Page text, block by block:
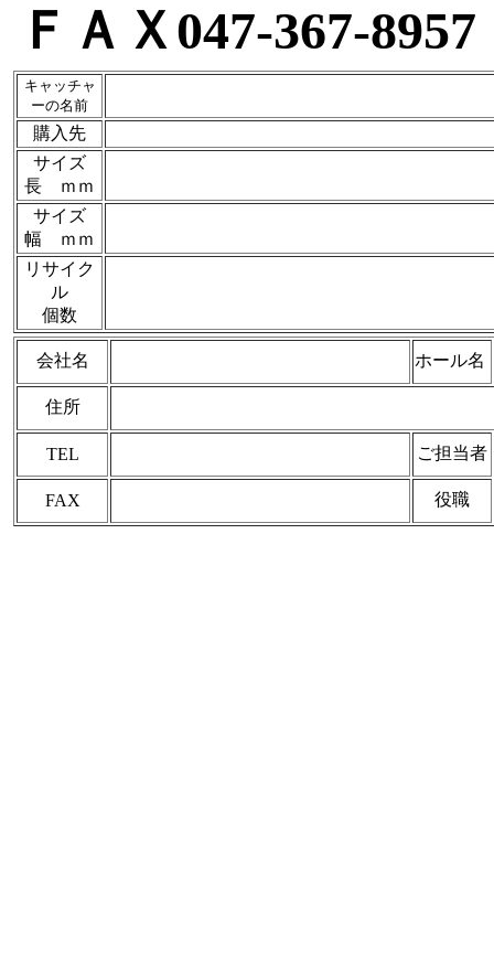
ＦＡＸ047-367-
キャッチャ
ーの名前
購入先
サイズ
長 ｍｍ
サイズ
幅 ｍｍ
リサイク
ル
個数
会社名 ホール名
住所
TEL ご担当者
FAX 役職